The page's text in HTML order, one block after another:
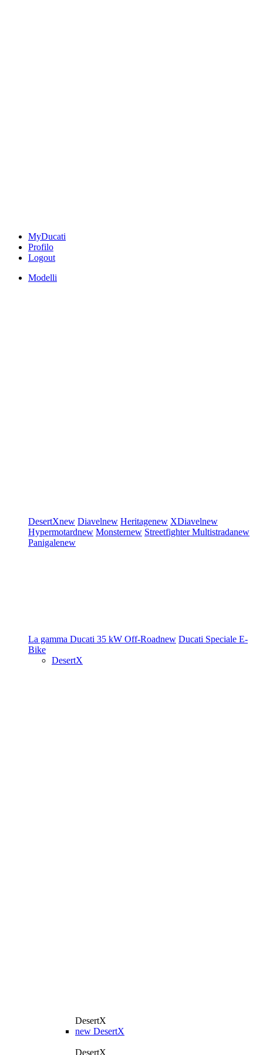
MyDucati
Profilo
Logout
Modelli
DesertXnew Diavelnew Heritagenew XDiavelnew
Hypermotardnew Monsternew StreetfighterMultistradanew
Panigalenew
La gamma Ducati 35 kW Off-Roadnew Ducati Speciale E-
Bike
DesertX
DesertX
new DesertX
DesertX